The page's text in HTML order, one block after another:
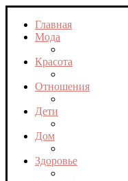
Главная
Мода
Красота
Отношения
Дети
Дом
Здоровье